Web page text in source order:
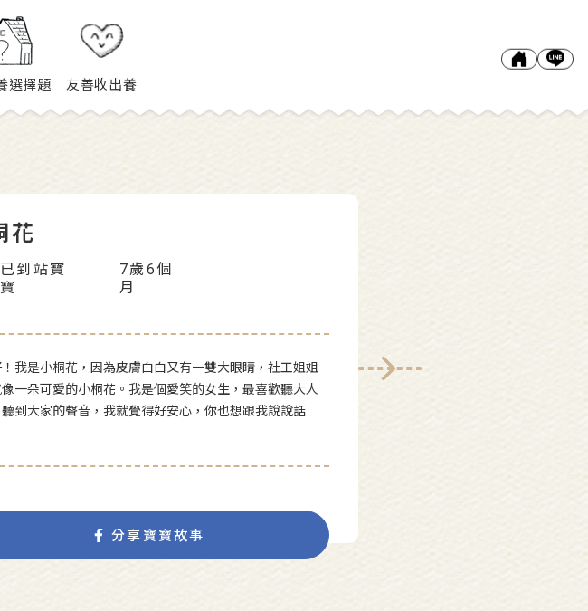
選擇題 友善收出養
花
已到站寶
寶
7歲6個
月
我是小桐花，因為皮膚白白又有一雙大眼睛，社工姐姐
一朵可愛的小桐花。我是個愛笑的女生，最喜歡聽大人
到大家的聲音，我就覺得好安心，你也想跟我說說話
分享寶寶故事